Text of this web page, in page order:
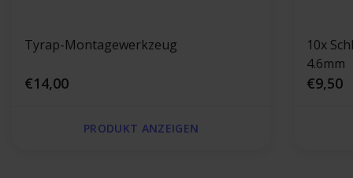
Tyrap-Montagewerkzeug
€14,00
PRODUKT ANZEIGEN
10x
4.6mm
€9,50